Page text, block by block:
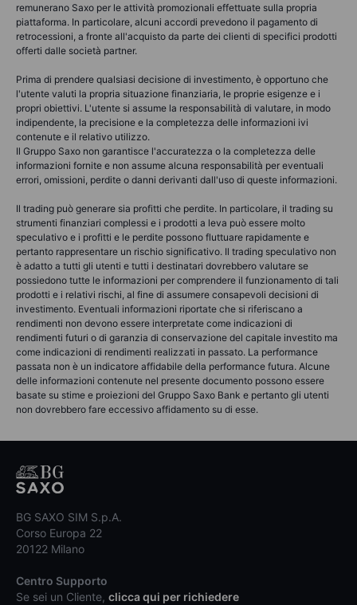
remunerano Saxo per le attività promozionali effettuate sulla propria
piattaforma. In particolare, alcuni accordi prevedono il pagamento di
retrocessioni, a fronte all'acquisto da parte dei clienti di specifici prodotti
offerti dalle società partner.
Prima di prendere qualsiasi decisione di investimento, è opportuno che
l'utente valuti la propria situazione finanziaria, le proprie esigenze e i
propri obiettivi. L'utente si assume la responsabilità di valutare, in modo
indipendente, la precisione e la completezza delle informazioni ivi
contenute e il relativo utilizzo.
Il Gruppo Saxo non garantisce l'accuratezza o la completezza delle
informazioni fornite e non assume alcuna responsabilità per eventuali
errori, omissioni, perdite o danni derivanti dall'uso di queste informazioni.
Il trading può generare sia profitti che perdite. In particolare, il trading su
strumenti finanziari complessi e i prodotti a leva può essere molto
speculativo e i profitti e le perdite possono fluttuare rapidamente e
pertanto rappresentare un rischio significativo. Il trading speculativo non
è adatto a tutti gli utenti e tutti i destinatari dovrebbero valutare se
possiedono tutte le informazioni per comprendere il funzionamento di tali
prodotti e i relativi rischi, al fine di assumere consapevoli decisioni di
investimento. Eventuali informazioni riportate che si riferiscano a
rendimenti non devono essere interpretate come indicazioni di
rendimenti futuri o di garanzia di conservazione del capitale investito ma
come indicazioni di rendimenti realizzati in passato. La performance
passata non è un indicatore affidabile della performance futura. Alcune
delle informazioni contenute nel presente documento possono essere
basate su stime e proiezioni del Gruppo Saxo Bank e pertanto gli utenti
non dovrebbero fare eccessivo affidamento su di esse.
BG SAXO SIM S.p.A.
Corso Europa 22
20122 Milano
Centro Supporto
Se sei un Cliente, clicca qui per richiedere